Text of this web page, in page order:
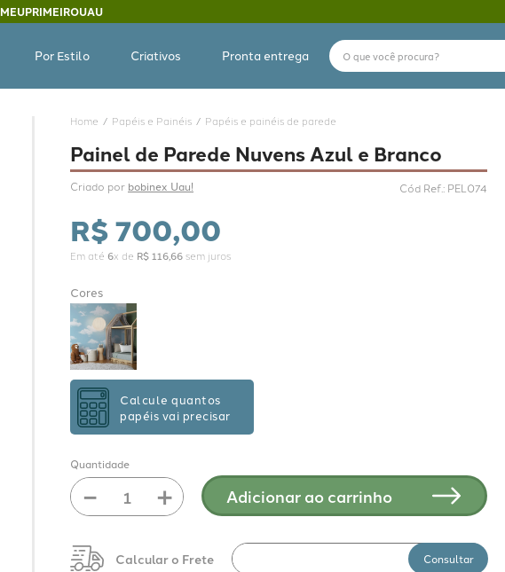
MEUPRIMEIROUAU
Por Estilo Criativos Pronta entrega
O que você procura?
Papéis e Painéis Papéis e painéis de parede
Painel de Parede Nuvens Azul e Branco
Criado por bobinex Uau! Cód Ref.: PEL074
R$700,00
Em até 6x de R$11666sem juros
Cores
Calcule quantos
papéis vai precisar
Quantidade
＋
－ Adicionar ao carrinho